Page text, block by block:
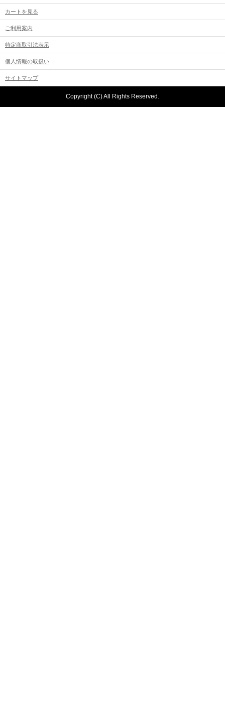
カートを見る
ご利用案内
特定商取引法表示
個人情報の取扱い
サイトマップ
Copyright (C) All Rights Reserved.